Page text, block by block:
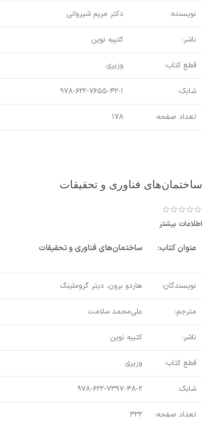
نویسنده: دکتر مریم شیروانی
ناشر: کتیبه نوین
قطع کتاب: وزیری
شابک: ۹۷۸-۶۲۲-۷۶۵۵-۴۲-۱
تعداد صفحه: ۱۷۸
ساختمان‌های فناوری و تحقیقات
اطلاعات بیشتر
عنوان کتاب: ساختمان‌های فناوری و تحقیقات
نویسندگان: هاردو برون، دیتر گروملینگ
مترجم: علی‌محمد سلامت
ناشر: کتیبه نوین
قطع کتاب: وزیری
شابک: ۹۷۸-۶۲۲-۷۳۹۷-۴۸-۲
تعداد صفحه: ۳۳۲